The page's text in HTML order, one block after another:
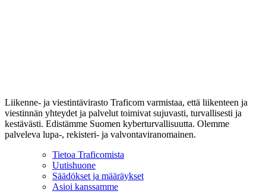
Liikenne- ja viestintävirasto Traficom varmistaa, että liikenteen ja
viestinnän yhteydet ja palvelut toimivat sujuvasti, turvallisesti ja
kestävästi. Edistämme Suomen kyberturvallisuutta. Olemme
palveleva lupa-, rekisteri- ja valvontaviranomainen.
Tietoa Traficomista
Uutishuone
Säädökset ja määräykset
Asioi kanssamme